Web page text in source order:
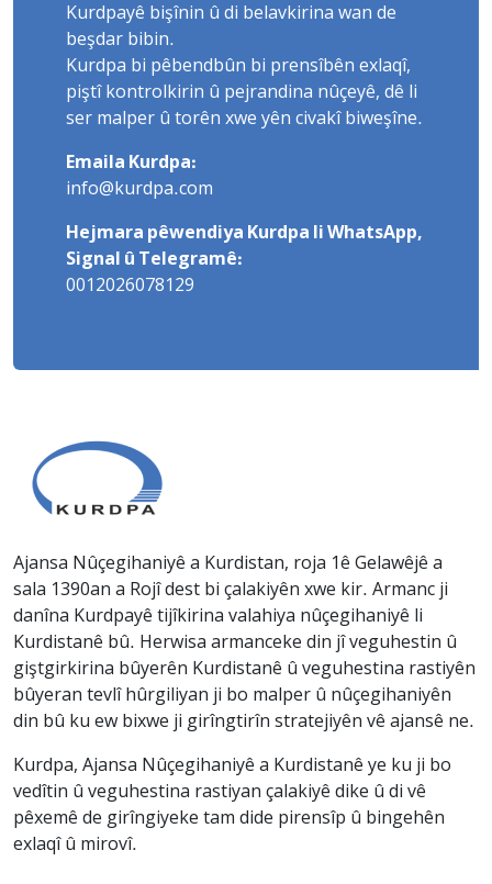
Kurdpayê bişînin û di belavkirina wan de
beşdar bibin.
Kurdpa bi pêbendbûn bi prensîbên exlaqî,
piştî kontrolkirin û pejrandina nûçeyê, dê li
ser malper û torên xwe yên civakî biweşîne.
Emaila Kurdpa:
info@kurdpa.com
Hejmara pêwendiya Kurdpa li WhatsApp,
Signal û Telegramê:
0012026078129
Ajansa Nûçegihaniyê a Kurdistan, roja 1ê Gelawêjê a
sala 1390an a Rojî dest bi çalakiyên xwe kir. Armanc ji
danîna Kurdpayê tijîkirina valahiya nûçegihaniyê li
Kurdistanê bû. Herwisa armanceke din jî veguhestin û
giştgirkirina bûyerên Kurdistanê û veguhestina rastiyên
bûyeran tevlî hûrgiliyan ji bo malper û nûçegihaniyên
din bû ku ew bixwe ji girîngtirîn stratejiyên vê ajansê ne.
Kurdpa, Ajansa Nûçegihaniyê a Kurdistanê ye ku ji bo
vedîtin û veguhestina rastiyan çalakiyê dike û di vê
pêxemê de girîngiyeke tam dide pirensîp û bingehên
exlaqî û mirovî.